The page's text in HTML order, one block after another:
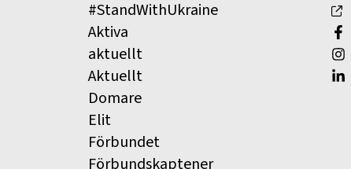
#StandWithUkraine
Aktiva
aktuellt
Aktuellt
Domare
Elit
Förbundet
Förbundskaptener